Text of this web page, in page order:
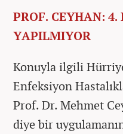
PROF. CEYHAN:
YAPILMIYOR
Konuyla ilgili
Enfeksiyon
Prof. Dr. Mehmet
diye bir